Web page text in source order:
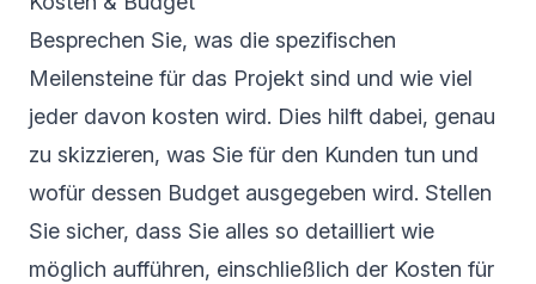
Besprechen Sie, was die spezifischen
Meilensteine für das Projekt sind und wie viel
jeder davon kosten wird. Dies hilft dabei, genau
zu skizzieren, was Sie für den Kunden tun und
wofür dessen Budget ausgegeben wird. Stellen
Sie sicher, dass Sie alles so detailliert wie
möglich aufführen, einschließlich der Kosten für